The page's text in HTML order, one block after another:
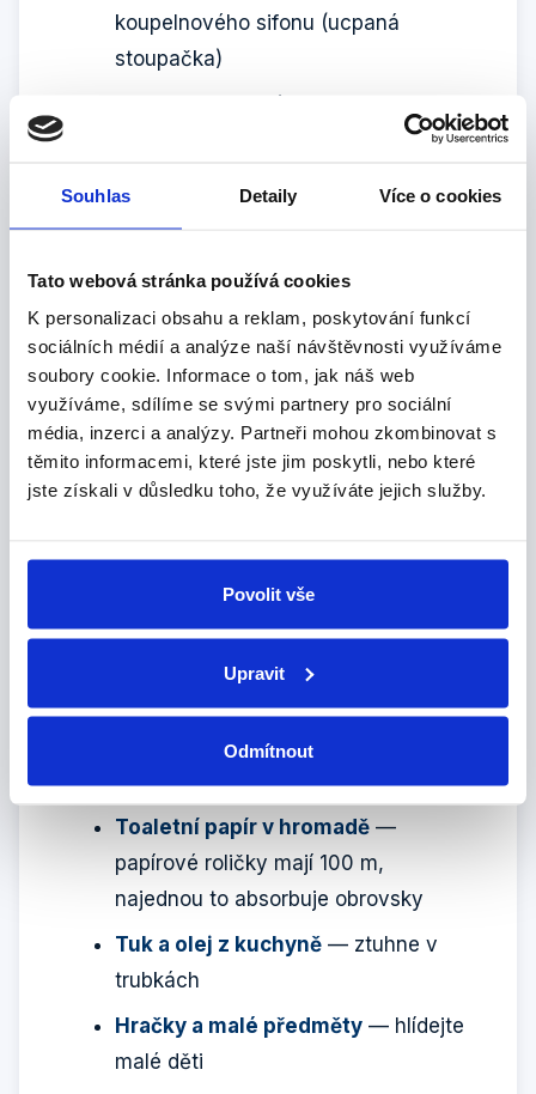
Souhlas Detaily Více o cookies
Tato webová stránka používá cookies
K personalizaci obsahu a reklam, poskytování funkcí
sociálních médií a analýze naší návštěvnosti využíváme
soubory cookie. Informace o tom, jak náš web
využíváme, sdílíme se svými partnery pro sociální
média, inzerci a analýzy. Partneři mohou zkombinovat s
těmito informacemi, které jste jim poskytli, nebo které
jste získali v důsledku toho, že využíváte jejich služby.
Povolit vše
Upravit
Odmítnout
koupelnového sifonu (ucpaná
stoupačka)
Máte podezření na předmět ve
výtoku (dítě hodilo hračku)
Profesionál mástrojní pružinu
silnější) avysokotlakou vodu(4 500 Kč
v ceníku za tlakové čištění). Většinu
ucpání vyřešíme do 30 minut.Konkrétní
cenyv ceníku.
Prevence — co NIKDY do
Vlhčené ubrousky— i když jsou
označené „splachovatelné", v praxi
to není pravda. Hromadí se v sifonu
Hygienické vložky, tampony—
nasávají vodu, expandují, ucpou
trubku
Toaletní papír v hromadě —
papírové roličky mají 100 m,
najednou to absorbuje obrovsky
Tuk a olej z kuchyně — ztuhne v
trubkách
Hračky a malé předměty — hlídejte
malé děti